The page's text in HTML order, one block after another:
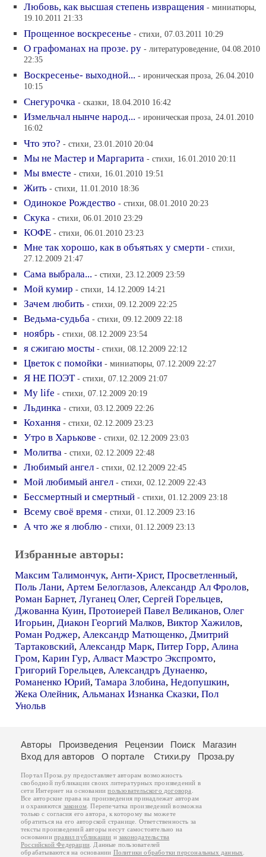
Любовь, как высшая степень извращения - миниатюры,
19.10.2011 21:33
Прощенное воскресенье - стихи, 07.03.2011 10:29
О графоманах на прозе. ру - литературоведение, 04.08.2010
22:35
Воскресенье- выходной... - ироническая проза, 26.04.2010
10:15
Снегурочка - сказки, 18.04.2010 16:42
Измельчал нынче народ... - ироническая проза, 24.01.2010
16:02
Что это? - стихи, 23.01.2010 20:04
Мы не Мастер и Маргарита - стихи, 16.01.2010 20:11
Мы вместе - стихи, 16.01.2010 19:51
Жить - стихи, 11.01.2010 18:36
Одинокое Рождество - стихи, 08.01.2010 20:23
Скука - стихи, 06.01.2010 23:29
КОФЕ - стихи, 06.01.2010 23:23
Мне так хорошо, как в объятьях у смерти - стихи,
27.12.2009 21:47
Сама выбрала... - стихи, 23.12.2009 23:59
Мой кумир - стихи, 14.12.2009 14:21
Зачем любить - стихи, 09.12.2009 22:25
Ведьма-судьба - стихи, 09.12.2009 22:18
ноябрь - стихи, 08.12.2009 23:54
я сжигаю мосты - стихи, 08.12.2009 22:12
Цветок с помойки - миниатюры, 07.12.2009 22:27
Я НЕ ПОЭТ - стихи, 07.12.2009 21:07
My life - стихи, 07.12.2009 20:19
Льдинка - стихи, 03.12.2009 22:26
Кохання - стихи, 02.12.2009 23:23
Утро в Харькове - стихи, 02.12.2009 23:03
Молитва - стихи, 02.12.2009 22:48
Любимый ангел - стихи, 02.12.2009 22:45
Мой любимый ангел - стихи, 02.12.2009 22:43
Бессмертный и смертный - стихи, 01.12.2009 23:18
Всему своё время - стихи, 01.12.2009 23:16
А что же я люблю - стихи, 01.12.2009 23:13
Избранные авторы:
Максим Талимончук, Анти-Христ, Просветленный,
Поль Лани, Артем Белоглазов, Александр Ал Фролов,
Роман Барнет, Луганец Олег, Сергей Горельцев,
Джованна Куин, Протоиерей Павел Великанов, Олег
Игорьин, Диакон Георгий Малков, Виктор Хажилов,
Роман Роджер, Александр Матющенко, Дмитрий
Тартаковский, Александр Марк, Питер Горр, Алина
Гром, Карин Гур, Алваст Маэстро Экспромто,
Григорий Горельцев, Александръ Дунаенко,
Романенко Юрий, Тамара Злобина, Недопушкин,
Жека Олейник, Альманах Изнанка Сказки, Пол
Унольв
Авторы Произведения Рецензии Поиск
Магазин
Вход для авторов
О портале Стихи.ру Проза.ру
Портал Проза.ру предоставляет авторам возможность
свободной публикации своих литературных произведений в
сети Интернет на основаниипользовательского договора
Все авторские права на произведения принадлежат авторам
и охраняются законом . Перепечатка произведений возможна
только с согласия его автора, к которому вы можете
обратиться на его авторской странице. Ответственность за
тексты произведений авторы несут самостоятельно на
основанииправил публикации изаконодательства
Российской Федерации . Данные пользователей
обрабатываются на основании Политики обработки персональных данных